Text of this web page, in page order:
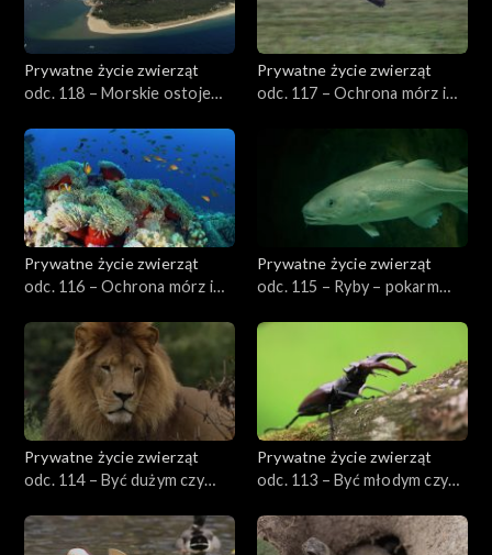
Prywatne życie zwierząt
odc. 118 – Morskie ostoje
Prywatne życie zwierząt
odc. 117 – Ochrona mórz i
Prywatne życie zwierząt
odc. 116 – Ochrona mórz i
Prywatne życie zwierząt
odc. 115 – Ryby – pokarm
Prywatne życie zwierząt
odc. 114 – Być dużym czy
Prywatne życie zwierząt
odc. 113 – Być młodym czy